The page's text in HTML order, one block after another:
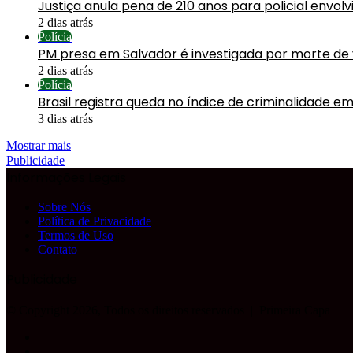
Justiça anula pena de 210 anos para policial
2 dias atrás
Polícia
PM presa em Salvador é investigada por morte
2 dias atrás
Polícia
Brasil registra queda no índice de criminalidade
3 dias atrás
Mostrar mais
Publicidade
Sobre Nós
Política de Privacidade
Termos de Uso
Contato